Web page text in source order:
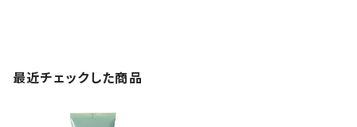
最近チェックした商品